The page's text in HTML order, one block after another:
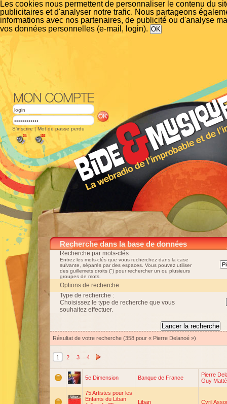
Les cookies nous permettent de personnaliser le contenu du
publicitaires et d'analyser notre trafic. Nous partageons
informations avec nos partenaires, de publicité ou d'analyse
vos données personnelles (e-mail, login).
S'inscrire | Mot de passe perdu
Recherche dans la base de données
Recherche par mots-clés :
Entrez les mots-clés que vous recherchez dans la case
suivante, séparés par des espaces. Vous pouvez utiliser
des guillemets droits (") pour rechercher un ou plusieurs
groupes de mots.
Options de recherche
Type de recherche :
Choisissez le type de recherche que vous
souhaitez effectuer.
Résultat de votre recherche (358 pour « Pierre Delanoé »)
1 2 3 4
5e Dimension Banque de France
Pierre
Guy
75 Artistes pour les
Enfants du Liban
Liban Cyril